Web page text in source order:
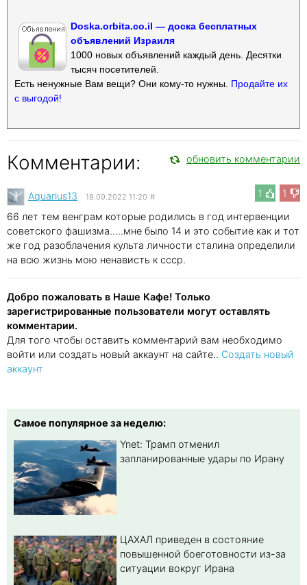
Doska.orbita.co.il — доска бесплатных
объявлений Израиля
1000 новых объявлений каждый день. Десятки
тысяч посетителей.
Есть ненужные Вам вещи? Они кому-то нужны. Продайте их
с выгодой!
Комментарии: обновить комментарии
1 1
Aquarius13 18.09.2022 11:20 #
66 лет тем венграм которые родились в год интервенции
советского фашизма.....мне было 14 и это событие как и тот
же год разоблачения культа личности сталина определили
на всю жизнь мою ненависть к ссср.
Добро пожаловать в Наше Кафе! Только
зарегистрированные пользователи могут оставлять
комментарии.
Для того чтобы оставить комментарий вам необходимо
войти или создать новый аккаунт на сайте.. Создать новый
аккаунт
Самое популярное за неделю:
Ynet: Трамп отменил
запланированные удары по Ирану
ЦАХАЛ приведен в состояние
повышенной боеготовности из-за
ситуации вокруг Ирана